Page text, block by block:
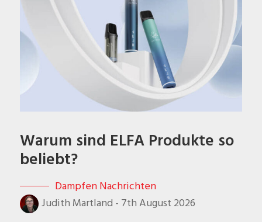
Warum sind ELFA Produkte so
beliebt?
Dampfen Nachrichten
Judith Martland - 7th August 2026